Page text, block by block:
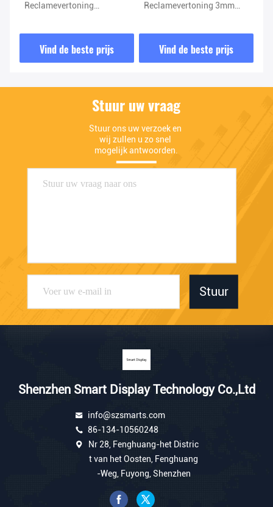
Reclamevertoning
LCD
Vind de beste prijs
Reclamevertoning 3mm
Glas het Digitale
Advertentie
Vind de beste prijs
Stuur uw vraag
Stuur ons uw verzoek en
wij zullen u zo snel
mogelijk antwoorden.
Stuur
Shenzhen Smart Display Technology Co.,Ltd
info@szsmarts.com
86-134-10560248
Nr 28, Fenghuang-het Distric
t van het Oosten, Fenghuang
-Weg, Fuyong, Shenzhen